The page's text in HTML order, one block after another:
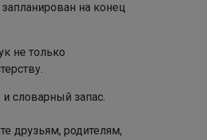
на конец
не только
словарный запас.
друзьям, родителям,